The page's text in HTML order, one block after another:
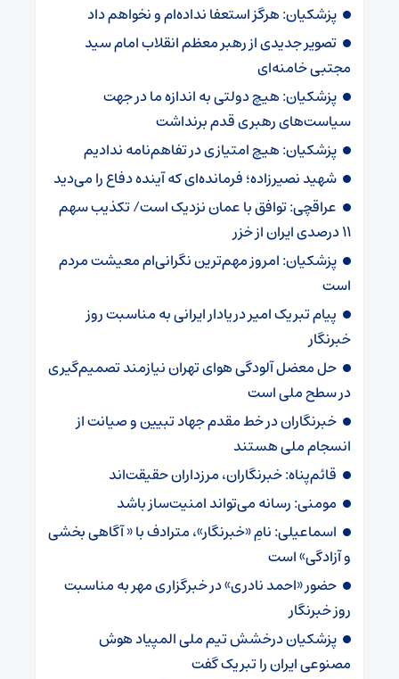
پزشکیان: هرگز استعفا نداده‌ام و نخواهم داد
تصویر جدیدی از رهبر معظم انقلاب امام سید
مجتبی خامنه‌ای
پزشکیان: هیچ دولتی به اندازه ما در جهت
سیاست‌های رهبری قدم برنداشت
پزشکیان: هیچ امتیازی در تفاهم‌نامه ندادیم
شهید نصیرزاده؛ فرمانده‌ای که آینده دفاع را می‌دید
عراقچی: توافق با عمان نزدیک است/ تکذیب سهم
۱۱ درصدی ایران از خزر
پزشکیان: امروز مهم‌ترین نگرانی‌ام معیشت مردم
است
پیام تبریک امیر دریادار ایرانی به مناسبت روز
خبرنگار
حل معضل آلودگی هوای تهران نیازمند تصمیم‌گیری
در سطح ملی است
خبرنگاران در خط مقدم جهاد تبیین و صیانت از
انسجام ملی هستند
قائم‌پناه: ‏خبرنگاران، مرزداران حقیقت‌اند
مومنی: رسانه می‌تواند امنیت‌ساز باشد
اسماعیلی: نامِ «خبرنگار»، مترادف با « آگاهی بخشی
و آزادگی» است
حضور «احمد نادری» در خبرگزاری مهر به مناسبت
روز خبرنگار
پزشکیان درخشش تیم ملی المپیاد هوش
مصنوعی ایران را تبریک گفت